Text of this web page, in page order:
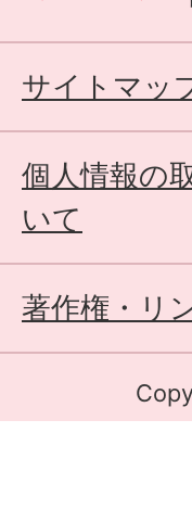
サイトマッ
個人情報の
いて
著作権・リ